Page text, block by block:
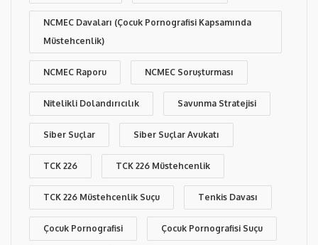
NCMEC Davaları (Çocuk Pornografisi Kapsamında
Müstehcenlik)
NCMEC Raporu NCMEC Soruşturması
Nitelikli Dolandırıcılık Savunma Stratejisi
Siber Suçlar Siber Suçlar Avukatı
TCK 226 TCK 226 Müstehcenlik
TCK 226 Müstehcenlik Suçu Tenkis Davası
Çocuk Pornografisi Çocuk Pornografisi Suçu